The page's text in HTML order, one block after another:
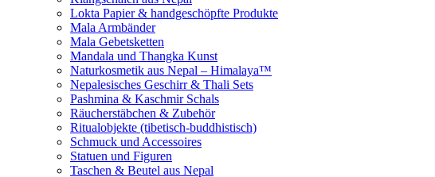
Lokta Papier & handgeschöpfte Produkte
Mala Armbänder
Mala Gebetsketten
Mandala und Thangka Kunst
Naturkosmetik aus Nepal – Himalaya™
Nepalesisches Geschirr & Thali Sets
Pashmina & Kaschmir Schals
Räucherstäbchen & Zubehör
Ritualobjekte (tibetisch-buddhistisch)
Schmuck und Accessoires
Statuen und Figuren
Taschen & Beutel aus Nepal